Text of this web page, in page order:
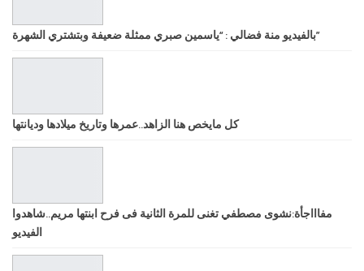
بالفيديو منة فضالي : “ياسمين صبري ممثلة ضعيفة وبتشتري الشهرة”
كل مايخص هنا الزاهد..عمرها وتاريخ ميلادها وديانتها
مفاااجأة:نشوى مصطفي تغنى للمرة الثانية فى فرح ابنتها مريم..شاهدوا
الفيديو